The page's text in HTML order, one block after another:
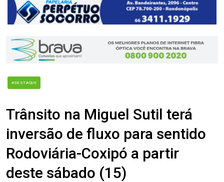
#DESTAQUE
Trânsito na Miguel Sutil terá
inversão de fluxo para sentido
Rodoviária-Coxipó a partir
deste sábado (15)